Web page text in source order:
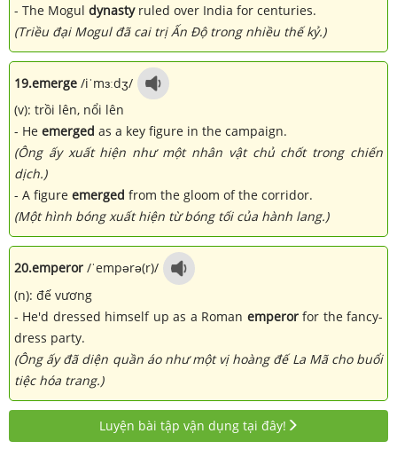
- The Mogul dynasty ruled over India for centuries.
(Triều đại Mogul đã cai trị Ấn Độ trong nhiều thế kỷ.)
19.emerge /iˈmɜːdʒ/
(v): trồi lên, nổi lên
- He emerged as a key figure in the campaign.
(Ông ấy xuất hiện như một nhân vật chủ chốt trong chiến
dịch.)
- A figure emerged from the gloom of the corridor.
(Một hình bóng xuất hiện từ bóng tối của hành lang.)
20.emperor /ˈempərə(r)/
(n): đế vương
- He'd dressed himself up as a Roman emperorfor the fancy-
dress party.
(Ông ấy đã diện quần áo như một vị hoàng đế La Mã cho buổi
tiệc hóa trang.)
Luyện bài tập vận dụng tại đây!